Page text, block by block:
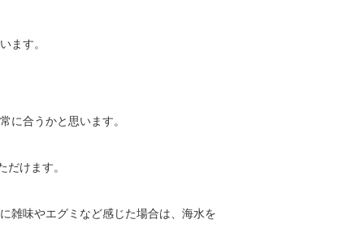
ます。
に合うかと思います。
けます。
雑味やエグミなど感じた場合は、海水を